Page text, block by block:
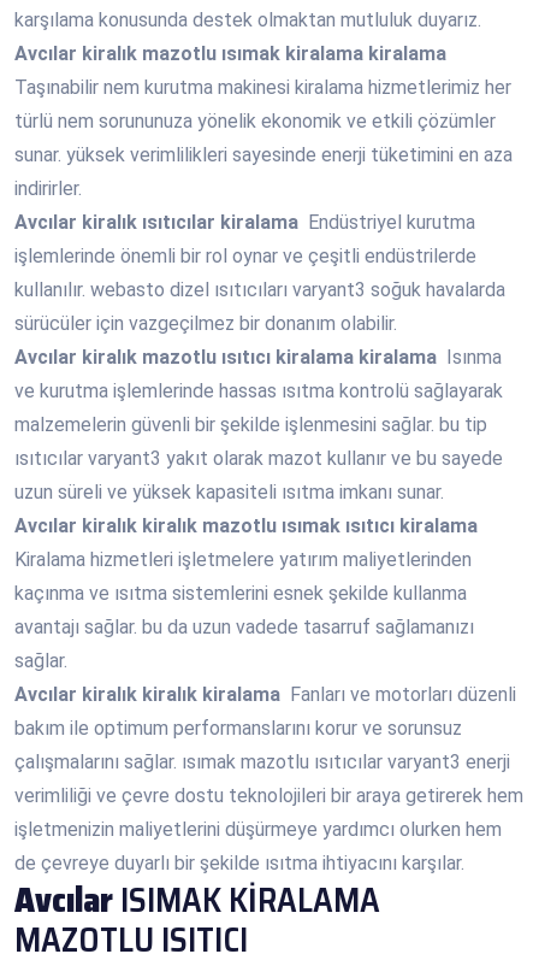
karşılama konusunda destek olmaktan mutluluk duyarız.
Avcılar kiralık mazotlu ısımak kiralama kiralama
Taşınabilir nem kurutma makinesi kiralama hizmetlerimiz her
türlü nem sorununuza yönelik ekonomik ve etkili çözümler
sunar. yüksek verimlilikleri sayesinde enerji tüketimini en aza
indirirler.
Avcılar kiralık ısıtıcılar kiralama Endüstriyel kurutma
işlemlerinde önemli bir rol oynar ve çeşitli endüstrilerde
kullanılır. webasto dizel ısıtıcıları varyant3 soğuk havalarda
sürücüler için vazgeçilmez bir donanım olabilir.
Avcılar kiralık mazotlu ısıtıcı kiralama kiralama Isınma
ve kurutma işlemlerinde hassas ısıtma kontrolü sağlayarak
malzemelerin güvenli bir şekilde işlenmesini sağlar. bu tip
ısıtıcılar varyant3 yakıt olarak mazot kullanır ve bu sayede
uzun süreli ve yüksek kapasiteli ısıtma imkanı sunar.
Avcılar kiralık kiralık mazotlu ısımak ısıtıcı kiralama
Kiralama hizmetleri işletmelere yatırım maliyetlerinden
kaçınma ve ısıtma sistemlerini esnek şekilde kullanma
avantajı sağlar. bu da uzun vadede tasarruf sağlamanızı
sağlar.
Avcılar kiralık kiralık kiralama Fanları ve motorları düzenli
bakım ile optimum performanslarını korur ve sorunsuz
çalışmalarını sağlar. ısımak mazotlu ısıtıcılar varyant3 enerji
verimliliği ve çevre dostu teknolojileri bir araya getirerek hem
işletmenizin maliyetlerini düşürmeye yardımcı olurken hem
de çevreye duyarlı bir şekilde ısıtma ihtiyacını karşılar.
AvcılarISIMAK KİRALAMA
MAZOTLU ISITICI